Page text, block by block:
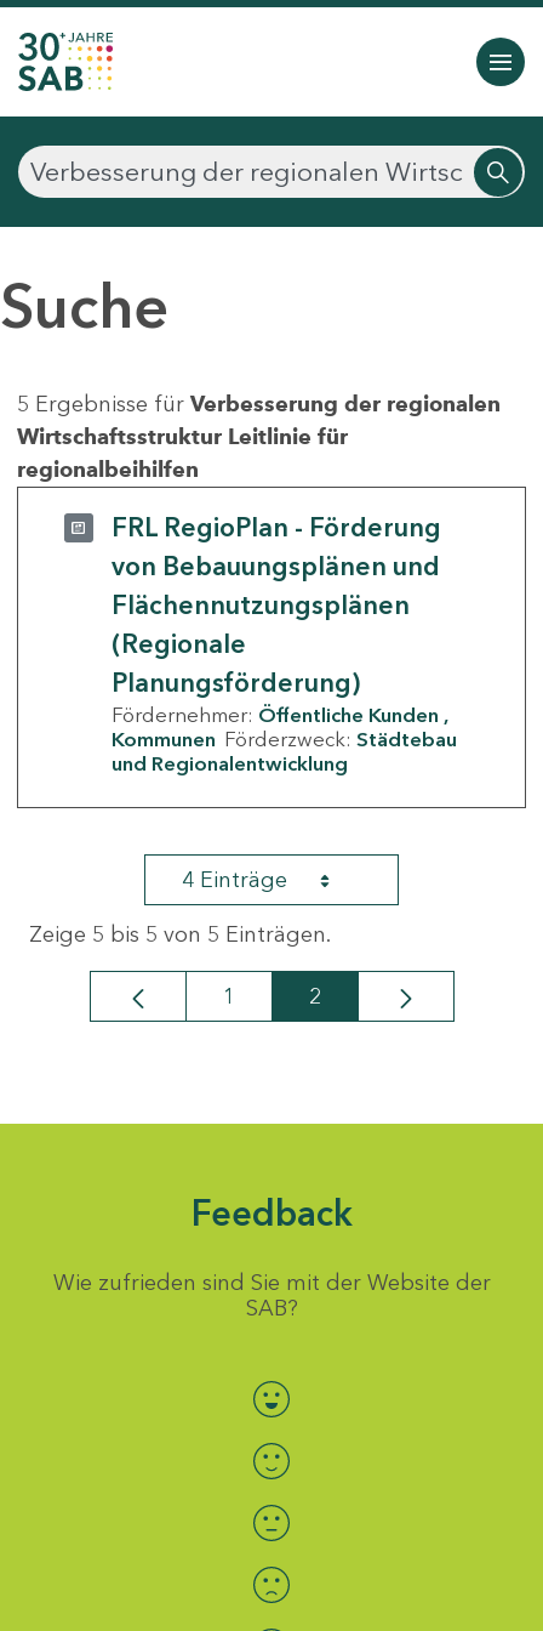
Suche
5 Ergebnisse für Verbesserung der regionalen
Wirtschaftsstruktur Leitlinie für
regionalbeihilfen
FRL RegioPlan - Förderung
von Bebauungsplänen und
Flächennutzungsplänen
(Regionale
Planungsförderung)
Fördernehmer: Öffentliche Kunden
Kommunen Förderzweck: Städtebau
und Regionalentwicklung
4 Einträge
Zeige 5 bis 5 von 5 Einträgen.
Seite
1 Seite
2
Feedback
Wie zufrieden sind Sie mit der Website der
SAB?
Bewertung auswählen